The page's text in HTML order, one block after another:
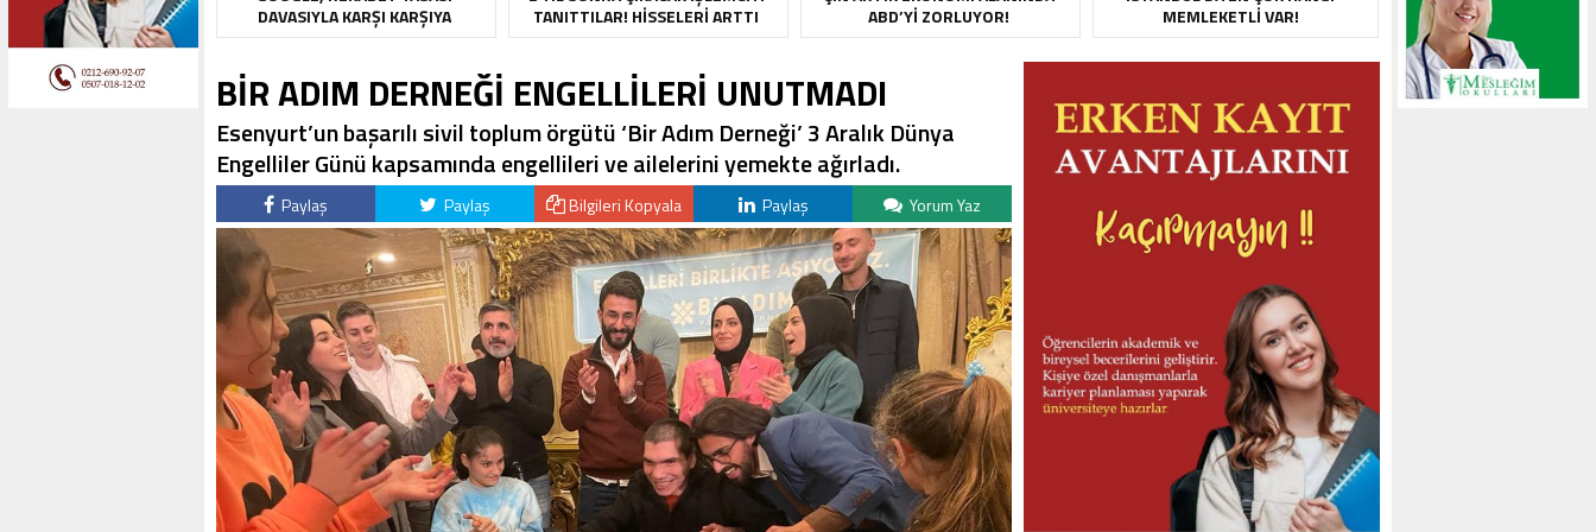
DAVASIYLA KARŞI KARŞIYA
TANITTILAR! HISSELERI ARTTI
ABD’YI ZORLUYOR!
MEMLEKETLI VAR!
BİR ADIM DERNEĞİ ENGELLİLERİ UNUTMADI
Esenyurt’un başarılı sivil toplum örgütü ‘Bir Adım Derneği’ 3 Aralık Dünya
Engelliler Günü kapsamında engellileri ve ailelerini yemekte ağırladı.
Paylaş Paylaş Bilgileri Kopyala Paylaş Yorum Yaz